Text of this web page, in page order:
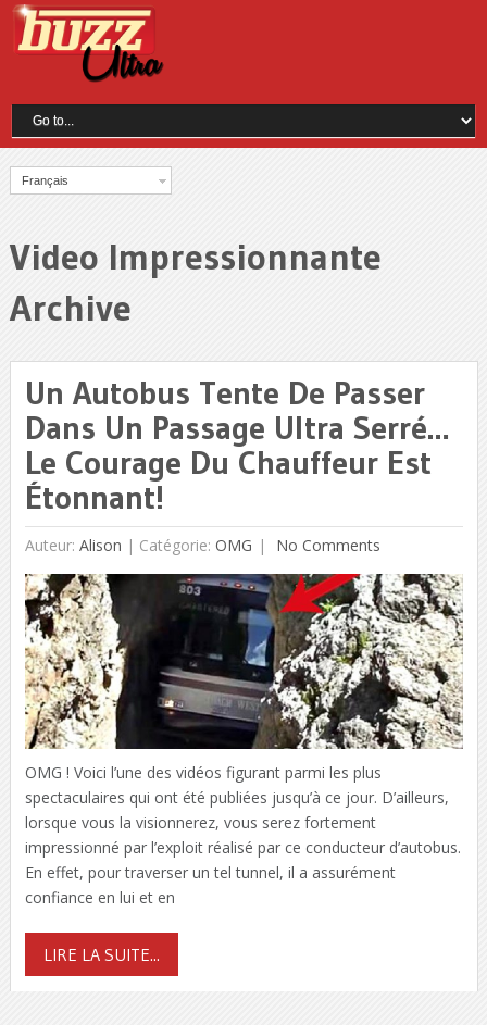
Français
Video Impressionnante
Archive
Un Autobus Tente De Passer
Dans Un Passage Ultra Serré…
Le Courage Du Chauffeur Est
Étonnant!
Auteur: Alison | Catégorie: OMG No Comments
OMG ! Voici l’une des vidéos figurant parmi les plus
spectaculaires qui ont été publiées jusqu’à ce jour. D’ailleurs,
lorsque vous la visionnerez, vous serez fortement
impressionné par l’exploit réalisé par ce conducteur d’autobus.
En effet, pour traverser un tel tunnel, il a assurément
confiance en lui et en
LIRE LA SUITE...